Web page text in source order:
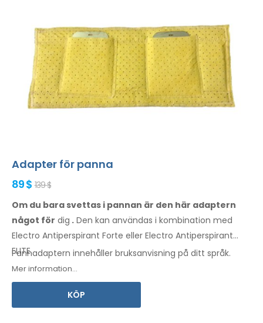
Adapter för panna
89 $ 139 $
Om du bara svettas i pannan är den här adaptern
något för dig . Den kan användas i kombination med
Electro Antiperspirant Forte eller Electro Antiperspirant
ELITE.
Pannadaptern innehåller bruksanvisning på ditt språk.
Mer information...
KÖP